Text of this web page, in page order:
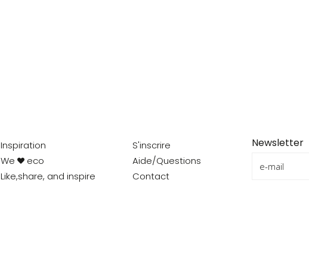
Inspiration
We
eco
Like,share, and inspire
S'inscrire
Aide/Questions
Contact
Newsletter